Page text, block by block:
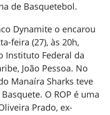
de Basquetebol.
Dynamite o encarou
feira (27), às 20h,
Instituto Federal da
João Pessoa. No
Manaíra Sharks teve
O ROP é uma
Prado, ex-